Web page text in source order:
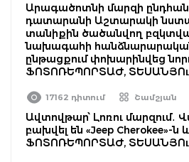
Արագածոտնի մարզի
դատարանի Աշտարակի
տանիքին ծածանվող
նախագահի
ընթացքում փոխարինվեց
ՖՈՏՈՌԵՊՈՐՏԱԺ,
17162 դիտում Շամշյան
Ավտովթար՝ Լոռու մարզում․
բախվել են «Jeep Cherokee»-ն
ՖՈՏՈՌԵՊՈՐՏԱԺ,